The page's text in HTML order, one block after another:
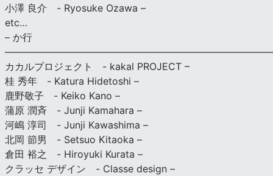
小澤 良介 - Ryosuke Ozawa –
etc…
– か行
カカルプロジェクト - kakal PROJECT –
桂 秀年 - Katura Hidetoshi –
鹿野敬子 - Keiko Kano –
蒲原 潤斉 - Junji Kamahara –
河嶋 淳司 - Junji Kawashima –
北岡 節男 - Setsuo Kitaoka –
倉田 裕之 - Hiroyuki Kurata –
クラッセ デザイン - Classe design –